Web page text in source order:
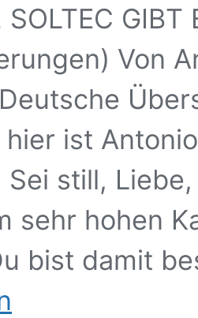
Von
hier ist
Sei still,
sehr hohen
bist damit